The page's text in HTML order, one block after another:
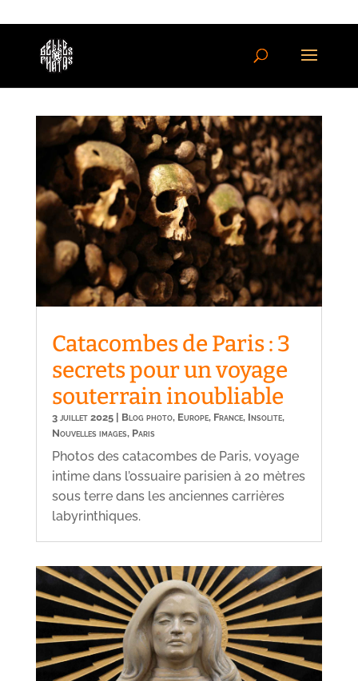
Catacombes de Paris : 3
secrets pour un voyage
souterrain inoubliable
3 juillet 2025| Blog photo, Europe, France, Insolite,
Nouvelles images, Paris
Photos des catacombes de Paris, voyage
intime dans l’ossuaire parisien à 20 mètres
sous terre dans les anciennes carrières
labyrinthiques.